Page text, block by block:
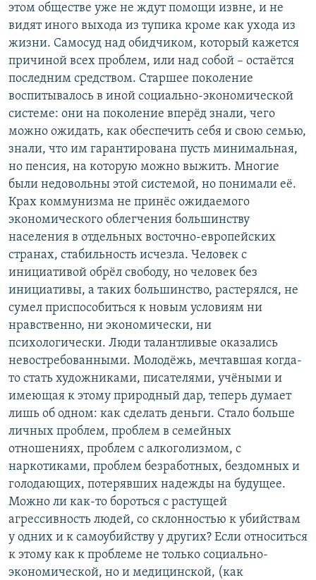
этом обществе уже не ждут помощи извне, и не
видят иного выхода из тупика кроме как ухода из
жизни. Самосуд над обидчиком, который кажется
причиной всех проблем, или над собой – остаётся
последним средством. Старшее поколение
воспитывалось в иной социально-экономической
системе: они на поколение вперёд знали, чего
можно ожидать, как обеспечить себя и свою семью,
знали, что им гарантирована пусть минимальная,
но пенсия, на которую можно выжить. Многие
были недовольны этой системой, но понимали её.
Крах коммунизма не принёс ожидаемого
экономического облегчения большинству
населения в отдельных восточно-европейских
странах, стабильность исчезла. Человек с
инициативой обрёл свободу, но человек без
инициативы, а таких большинство, растерялся, не
сумел приспособиться к новым условиям ни
нравственно, ни экономически, ни
психологически. Люди талантливые оказались
невостребованными. Молодёжь, мечтавшая когда-
то стать художниками, писателями, учёными и
имеющая к этому природный дар, теперь думает
лишь об одном: как сделать деньги. Стало больше
личных проблем, проблем в семейных
отношениях, проблем с алкоголизмом, с
наркотиками, проблем безработных, бездомных и
голодающих, потерявших надежды на будущее.
Можно ли как-то бороться с растущей
агрессивность людей, со склонностью к убийствам
у одних и к самоубийству у других? Если относиться
к этому как к проблеме не только социально-
экономической, но и медицинской, (как